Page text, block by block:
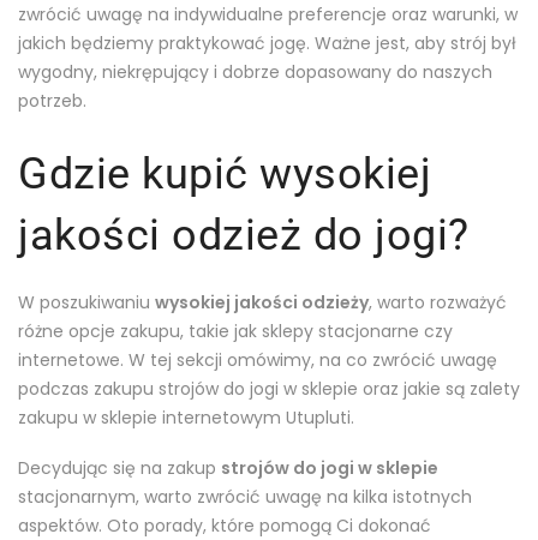
zwrócić uwagę na indywidualne preferencje oraz warunki, w
jakich będziemy praktykować jogę. Ważne jest, aby strój był
wygodny, niekrępujący i dobrze dopasowany do naszych
potrzeb.
Gdzie kupić wysokiej
jakości odzież do jogi?
W poszukiwaniu wysokiej jakości odzieży, warto rozważyć
różne opcje zakupu, takie jak sklepy stacjonarne czy
internetowe. W tej sekcji omówimy, na co zwrócić uwagę
podczas zakupu strojów do jogi w sklepie oraz jakie są zalety
zakupu w sklepie internetowym Utupluti.
Decydując się na zakup strojów do jogi w sklepie
stacjonarnym, warto zwrócić uwagę na kilka istotnych
aspektów. Oto porady, które pomogą Ci dokonać